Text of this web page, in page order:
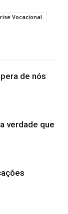
Vocacional
de nós
verdade que